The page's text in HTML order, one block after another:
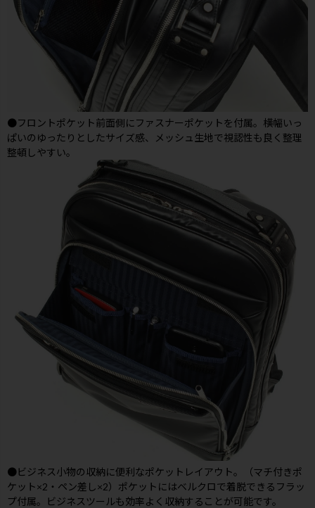
●フロントポケット前面側にファスナーポケットを付属。横幅いっ
ぱいのゆったりとしたサイズ感、メッシュ生地で視認性も良く整理
整頓しやすい。
●ビジネス小物の収納に便利なポケットレイアウト。（マチ付きポ
ケット×2・ペン差し×2）ポケットにはベルクロで着脱できるフラッ
プ付属。ビジネスツールも効率よく収納することが可能です。